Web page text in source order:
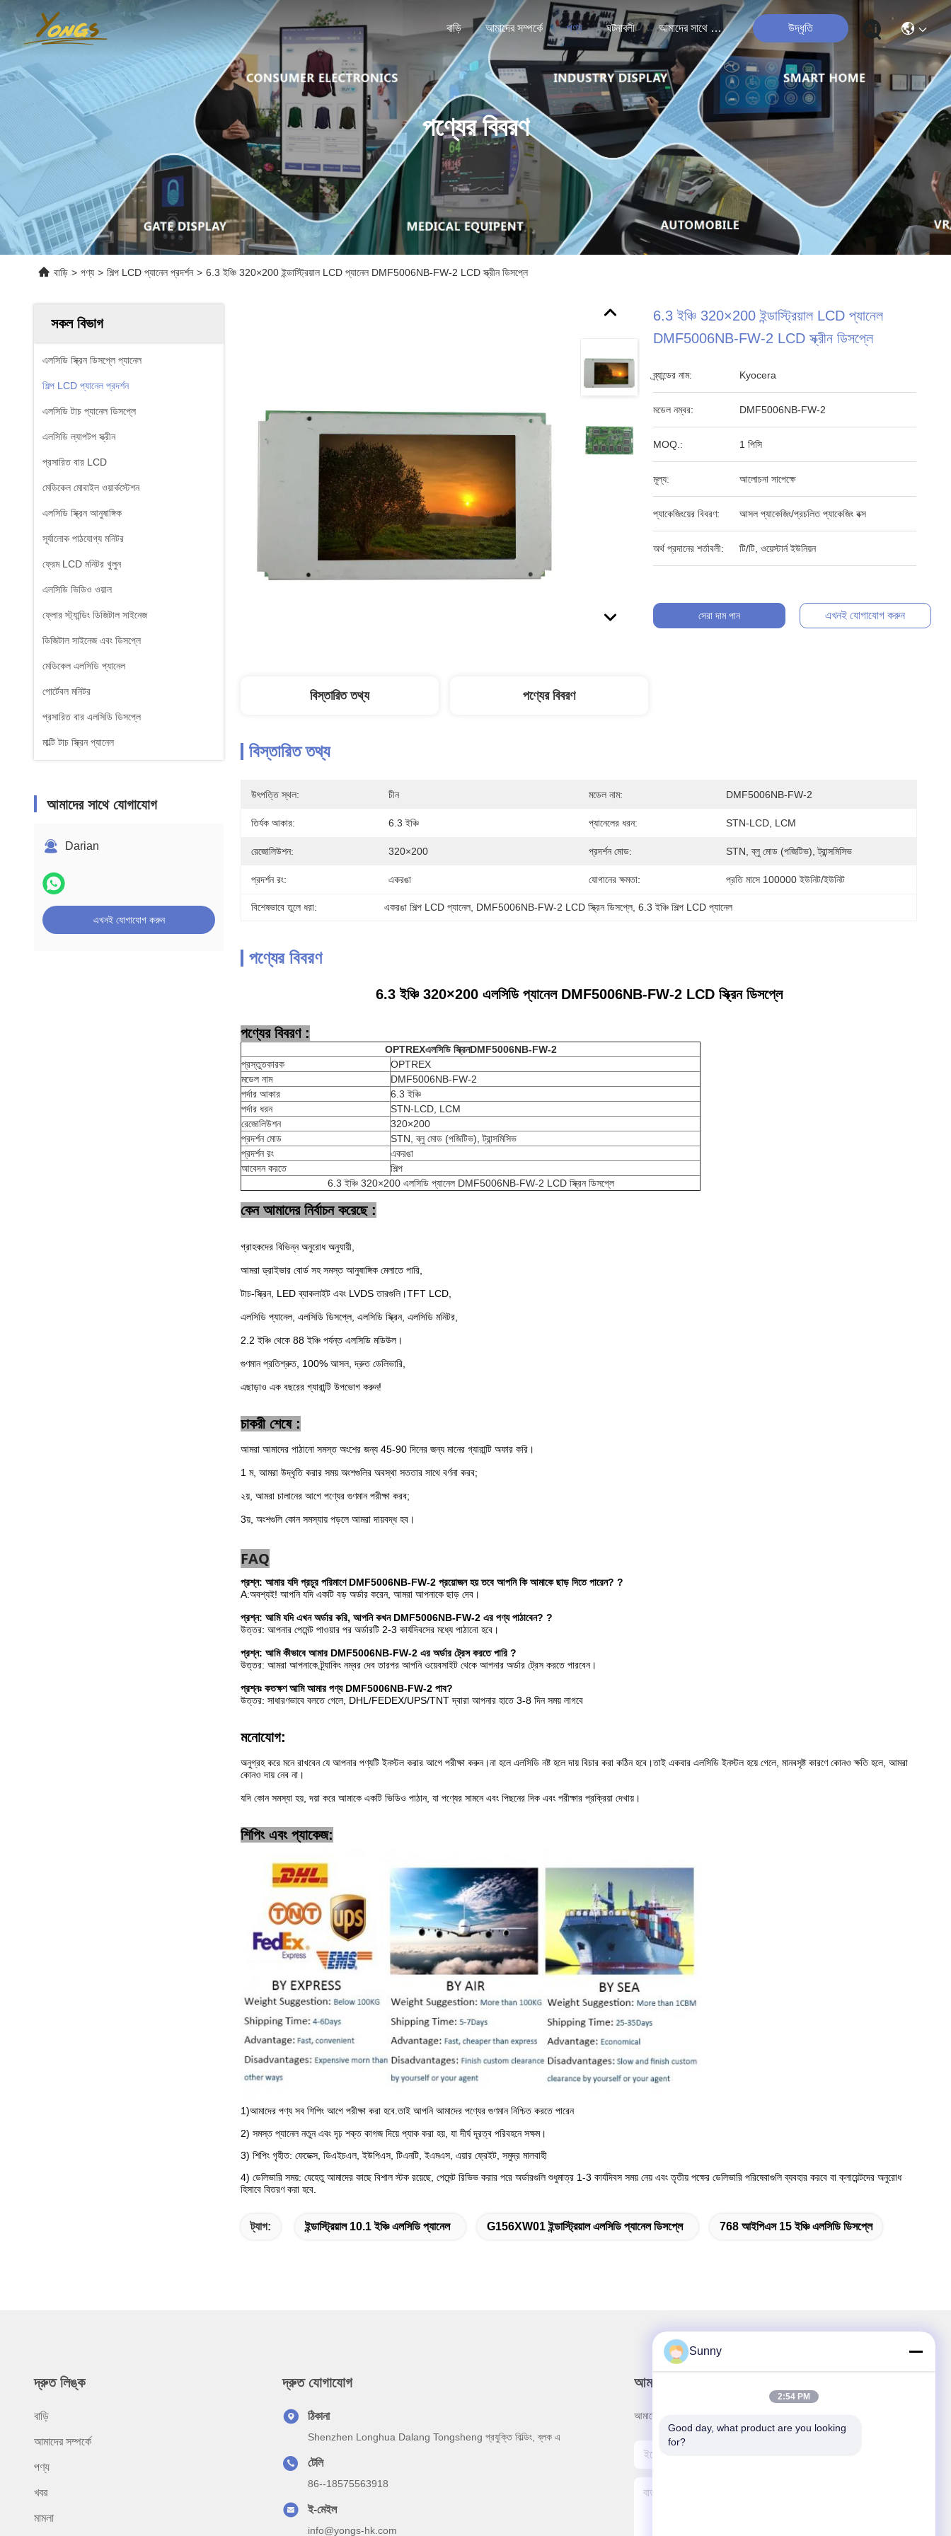
বাড়ি আমাদের সম্পর্কে পণ্য ঘটনাবলী আমাদের সাথে যোগাযোগ উদ্ধৃতি
পণ্যের বিবরণ
বাড়ি > পণ্য > শিল্প LCD প্যানেল প্রদর্শন > 6.3 ইঞ্চি 320×200 ইন্ডাস্ট্রিয়াল LCD প্যানেল DMF5006NB-FW-2 LCD স্ক্রীন ডিসপ্লে
সকল বিভাগ
এলসিডি স্ক্রিন ডিসপ্লে প্যানেল
শিল্প LCD প্যানেল প্রদর্শন
এলসিডি টাচ প্যানেল ডিসপ্লে
এলসিডি ল্যাপটপ স্ক্রীন
প্রসারিত বার LCD
মেডিকেল মোবাইল ওয়ার্কস্টেশন
এলসিডি স্ক্রিন আনুষাঙ্গিক
সূর্যালোক পাঠযোগ্য মনিটর
ফ্রেম LCD মনিটর খুলুন
এলসিডি ভিডিও ওয়াল
ফ্লোর স্ট্যান্ডিং ডিজিটাল সাইনেজ
ডিজিটাল সাইনেজ এবং ডিসপ্লে
মেডিকেল এলসিডি প্যানেল
পোর্টেবল মনিটর
প্রসারিত বার এলসিডি ডিসপ্লে
মাল্টি টাচ স্ক্রিন প্যানেল
আমাদের সাথে যোগাযোগ
Darian
এখনই যোগাযোগ করুন
6.3 ইঞ্চি 320×200 ইন্ডাস্ট্রিয়াল LCD প্যানেল
DMF5006NB-FW-2 LCD স্ক্রীন ডিসপ্লে
ব্র্যান্ডের নাম: Kyocera
মডেল নম্বর: DMF5006NB-FW-2
MOQ.: 1 পিসি
মূল্য: আলোচনা সাপেক্ষে
প্যাকেজিংয়ের বিবরণ: আসল প্যাকেজিং/প্রচলিত প্যাকেজিং বক্স
অর্থ প্রদানের শর্তাবলী: টি/টি, ওয়েস্টার্ন ইউনিয়ন
সেরা দাম পান এখনই যোগাযোগ করুন
বিস্তারিত তথ্য পণ্যের বিবরণ
বিস্তারিত তথ্য
উৎপত্তি স্থল: চীন মডেল নাম: DMF5006NB-FW-2
তির্যক আকার: 6.3 ইঞ্চি প্যানেলের ধরন: STN-LCD, LCM
রেজোলিউশন: 320×200 প্রদর্শন মোড: STN, ব্লু মোড (পজিটিভ), ট্রান্সমিসিভ
প্রদর্শন রং: একরঙা যোগানের ক্ষমতা: প্রতি মাসে 100000 ইউনিট/ইউনিট
বিশেষভাবে তুলে ধরা: একরঙা শিল্প LCD প্যানেল DMF5006NB-FW-2 LCD স্ক্রিন ডিসপ্লে , 6.3 ইঞ্চি শিল্প LCD প্যানেল
পণ্যের বিবরণ
6.3 ইঞ্চি 320×200 এলসিডি প্যানেল DMF5006NB-FW-2 LCD স্ক্রিন ডিসপ্লে
পণ্যের বিবরণ :
OPTREXএলসিডি স্ক্রিনDMF5006NB-FW-2
প্রস্তুতকারক
OPTREX
মডেল নাম
DMF5006NB-FW-2
পর্দার আকার
6.3 ইঞ্চি
পর্দার ধরন
STN-LCD, LCM
রেজোলিউশন
320×200
প্রদর্শন মোড
STN, ব্লু মোড (পজিটিভ), ট্রান্সমিসিভ
প্রদর্শন রং
একরঙা
আবেদন করতে
শিল্প
6.3 ইঞ্চি 320×200 এলসিডি প্যানেল DMF5006NB-FW-2 LCD স্ক্রিন ডিসপ্লে
কেন আমাদের নির্বাচন করেছে :
গ্রাহকদের বিভিন্ন অনুরোধ অনুযায়ী,
আমরা ড্রাইভার বোর্ড সহ সমস্ত আনুষাঙ্গিক মেলাতে পারি,
টাচ-স্ক্রিন, LED ব্যাকলাইট এবং LVDS তারগুলি।TFT LCD,
এলসিডি প্যানেল, এলসিডি ডিসপ্লে, এলসিডি স্ক্রিন, এলসিডি মনিটর,
2.2 ইঞ্চি থেকে 88 ইঞ্চি পর্যন্ত এলসিডি মডিউল।
গুণমান প্রতিশ্রুত, 100% আসল, দ্রুত ডেলিভারি,
এছাড়াও এক বছরের গ্যারান্টি উপভোগ করুন!
চাকরী শেষে :
আমরা আমাদের পাঠানো সমস্ত অংশের জন্য 45-90 দিনের জন্য মানের গ্যারান্টি অফার করি।
1 ম, আমরা উদ্ধৃতি করার সময় অংশগুলির অবস্থা সততার সাথে বর্ণনা করব;
২য়, আমরা চালানের আগে পণ্যের গুণমান পরীক্ষা করব;
3য়, অংশগুলি কোন সমস্যায় পড়লে আমরা দায়বদ্ধ হব।
FAQ
প্রশ্ন: আমার যদি প্রচুর পরিমাণে DMF5006NB-FW-2 প্রয়োজন হয় তবে আপনি কি আমাকে ছাড় দিতে পারেন? ?
A:অবশ্যই! আপনি যদি একটি বড় অর্ডার করেন, আমরা আপনাকে ছাড় দেব।
প্রশ্ন: আমি যদি এখন অর্ডার করি, আপনি কখন DMF5006NB-FW-2 এর পণ্য পাঠাবেন? ?
উত্তর: আপনার পেমেন্ট পাওয়ার পর অর্ডারটি 2-3 কার্যদিবসের মধ্যে পাঠানো হবে।
প্রশ্ন: আমি কীভাবে আমার DMF5006NB-FW-2 এর অর্ডার ট্রেস করতে পারি ?
উত্তর: আমরা আপনাকে ট্র্যাকিং নম্বর দেব তারপর আপনি ওয়েবসাইট থেকে আপনার অর্ডার ট্রেস করতে পারবেন।
প্রশ্নঃ কতক্ষণ আমি আমার পণ্য DMF5006NB-FW-2 পাব?
উত্তর: সাধারণভাবে বলতে গেলে, DHL/FEDEX/UPS/TNT দ্বারা আপনার হাতে 3-8 দিন সময় লাগবে
মনোযোগ:
অনুগ্রহ করে মনে রাখবেন যে আপনার পণ্যটি ইনস্টল করার আগে পরীক্ষা করুন।না হলে এলসিডি নষ্ট হলে দায় বিচার করা কঠিন হবে।তাই একবার এলসিডি ইনস্টল হয়ে গেলে, মানবসৃষ্ট কারণে কোনও ক্ষতি হলে, আমরা
কোনও দায় নেব না।
যদি কোন সমস্যা হয়, দয়া করে আমাকে একটি ভিডিও পাঠান, যা পণ্যের সামনে এবং পিছনের দিক এবং পরীক্ষার প্রক্রিয়া দেখায়।
শিপিং এবং প্যাকেজ:
1)আমাদের পণ্য সব শিপিং আগে পরীক্ষা করা হবে.তাই আপনি আমাদের পণ্যের গুণমান নিশ্চিত করতে পারেন
2) সমস্ত প্যানেল নতুন এবং দৃঢ় শক্ত কাগজ দিয়ে প্যাক করা হয়, যা দীর্ঘ দূরত্ব পরিবহনে সক্ষম।
3) শিপিং গৃহীত: ফেডেক্স, ডিএইচএল, ইউপিএস, টিএনটি, ইএমএস, এয়ার ফ্রেইট, সমুদ্র মালবাহী
4) ডেলিভারি সময়: যেহেতু আমাদের কাছে বিশাল স্টক রয়েছে, পেমেন্ট রিভিভ করার পরে অর্ডারগুলি শুধুমাত্র 1-3 কার্যদিবস সময় নেয় এবং তৃতীয় পক্ষের ডেলিভারি পরিষেবাগুলি ব্যবহার করবে বা ক্লায়েন্টদের অনুরোধ
হিসাবে বিতরণ করা হবে
ট্যাগ: ইন্ডাস্ট্রিয়াল 10.1 ইঞ্চি এলসিডি প্যানেল G156XW01 ইন্ডাস্ট্রিয়াল এলসিডি প্যানেল ডিসপ্লে 768 আইপিএস 15 ইঞ্চি এলসিডি ডিসপ্লে
দ্রুত লিঙ্ক
বাড়ি
আমাদের সম্পর্কে
পণ্য
খবর
মামলা
দ্রুত যোগাযোগ
ঠিকানা
Shenzhen Longhua Dalang Tongsheng প্রযুক্তি বিল্ডিং, ব্লক এ
টেলি
86--18575563918
ই-মেইল
info@yongs-hk.com
আমাদের নিউজলেটার
আমাদের নিউজলেটারে সাবস্ক্রাইব করুন এবং আরও অনেক কিছু পেতে পারেন।
Sunny
2:54 PM
Good day, what product are you looking
for?